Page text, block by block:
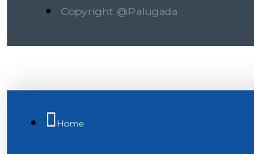
Copyright @Palugada
Home